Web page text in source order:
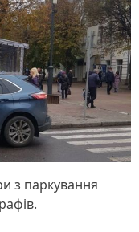
з паркування